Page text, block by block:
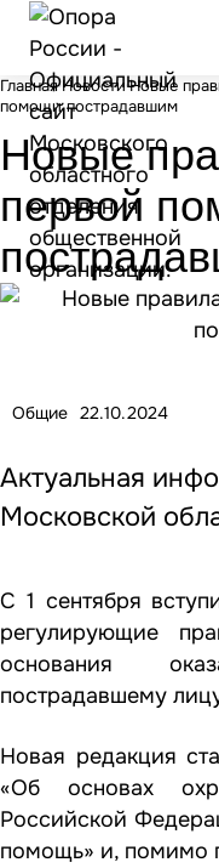
Главная Новости Новые
помощи пострадавшим
Новые
первой
Общие 22.10.2024
Актуальная
Московской
С 1 сентября
регулирующие
основания
пострадавшему
Новая редакция
«Об основах
Российской
помощь» и, помимо